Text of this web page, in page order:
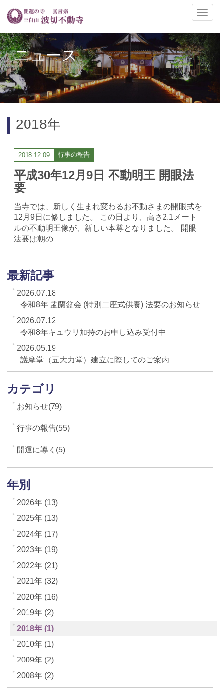
ナ
ゲ
ー
シ
ョ
の
切
ニュース
2018年
2018.12.09 行事の報告
平成30年12月9日 不動明王 開眼法
要
当寺では、新しく生まれ変わるお不動さまの開眼式を
12月9日に修しました。 この日より、高さ2.1メート
ルの不動明王像が、新しい本尊となりました。 開眼
法要は朝の
最新記事
2026.07.18
令和8年 盂蘭盆会 (特別二座式供養) 法要のお知らせ
2026.07.12
令和8年キュウリ加持のお申し込み受付中
2026.05.19
護摩堂（五大力堂）建立に際してのご案内
カテゴリ
お知らせ(79)
行事の報告(55)
開運に導く(5)
年別
2026年 (13)
2025年 (13)
2024年 (17)
2023年 (19)
2022年 (21)
2021年 (32)
2020年 (16)
2019年 (2)
2018年 (1)
2010年 (1)
2009年 (2)
2008年 (2)